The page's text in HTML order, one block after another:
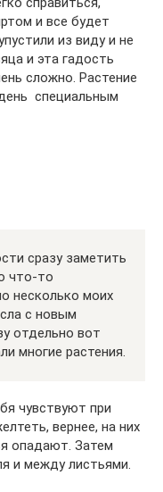
и все будет
из виду и не
и эта гадость
сложно. Растение
специальным
сразу заметить
что-то
несколько моих
с новым
отдельно вот
многие растения.
чувствуют при
вернее, на них
опадают. Затем
и между листьями.